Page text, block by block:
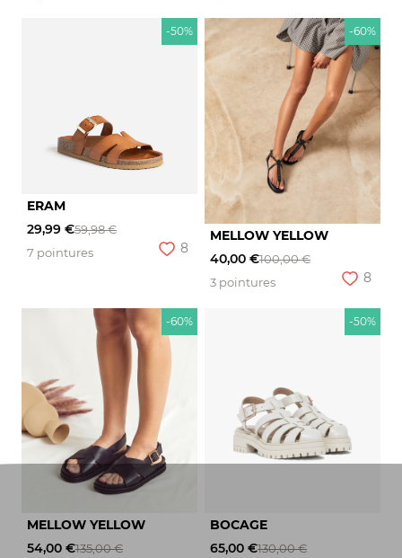
-50%
ERAM
29,99 €59,98 €
7 pointures
8
-60%
MELLOW YELLOW
40,00 €100,00 €
3 pointures
8
-60%
MELLOW YELLOW
54,00 €135,00 €
-50%
BOCAGE
65,00 €130,00 €